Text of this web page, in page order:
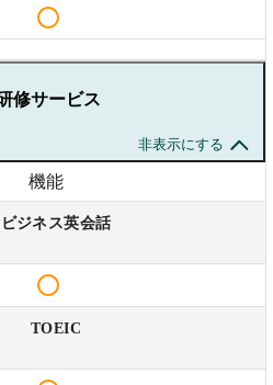
修サービス
非表示にする
機能
ビジネス英会話
TOEIC